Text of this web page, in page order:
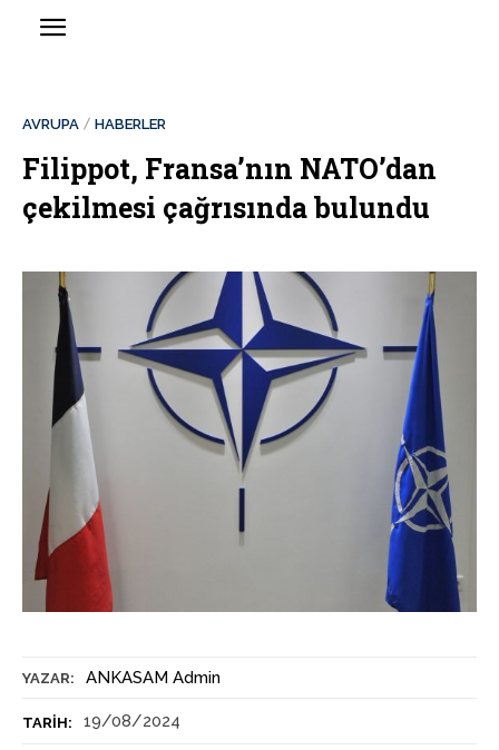
YAZAR: ANKASAM Admin
TARIH: 19/08/2024
AVRUPA HABERLER
Filippot, Fransa’nın NATO’dan
çekilmesi çağrısında bulundu